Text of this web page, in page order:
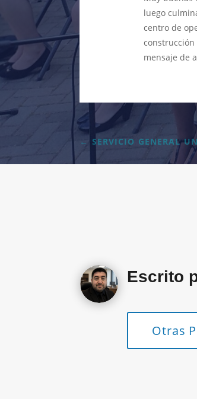
luego
centro de
construcción
mensaje de
← SERVICIO GENERAL
Escrito
Otras